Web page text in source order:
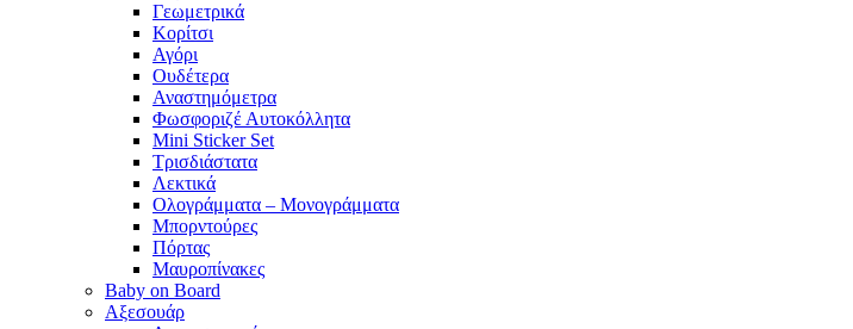
Γεωμετρικά
Κορίτσι
Αγόρι
Ουδέτερα
Αναστημόμετρα
Φωσφοριζέ Αυτοκόλλητα
Mini Sticker Set
Tρισδιάστατα
Λεκτικά
Ολογράμματα – Μονογράμματα
Μπορντούρες
Πόρτας
Μαυροπίνακες
Baby on Board
Αξεσουάρ